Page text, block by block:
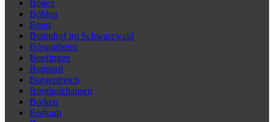
Bogen
Böhlen
Bonn
Bonndorf im Schwarzwald
Bönnigheim
Bopfingen
Boppard
Borgentreich
Borgholzhausen
Borken
Borkum